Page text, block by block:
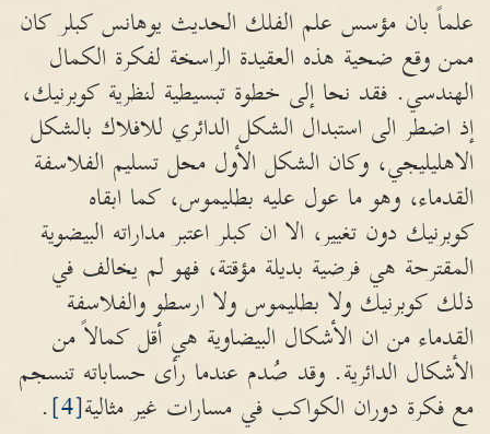
علماً بان مؤسس علم الفلك الحديث يوهانس كبلر كان
ممن وقع ضحية هذه العقيدة الراسخة لفكرة الكمال
الهندسي. فقد نحا إلى خطوة تبسيطية لنظرية كوبرنيك،
إذ اضطر الى استبدال الشكل الدائري للافلاك بالشكل
الاهليليجي، وكان الشكل الأول محل تسليم الفلاسفة
القدماء، وهو ما عول عليه بطليموس، كما ابقاه
كوبرنيك دون تغيير، الا ان كبلر اعتبر مداراته البيضوية
المقترحة هي فرضية بديلة مؤقتة، فهو لم يخالف في
ذلك كوبرنيك ولا بطليموس ولا ارسطو والفلاسفة
القدماء من ان الأشكال البيضاوية هي أقل كمالاً من
الأشكال الدائرية. وقد صُدم عندما رأى حساباته تنسجم
مع فكرة دوران الكواكب في مسارات غير مثالية[4]
.